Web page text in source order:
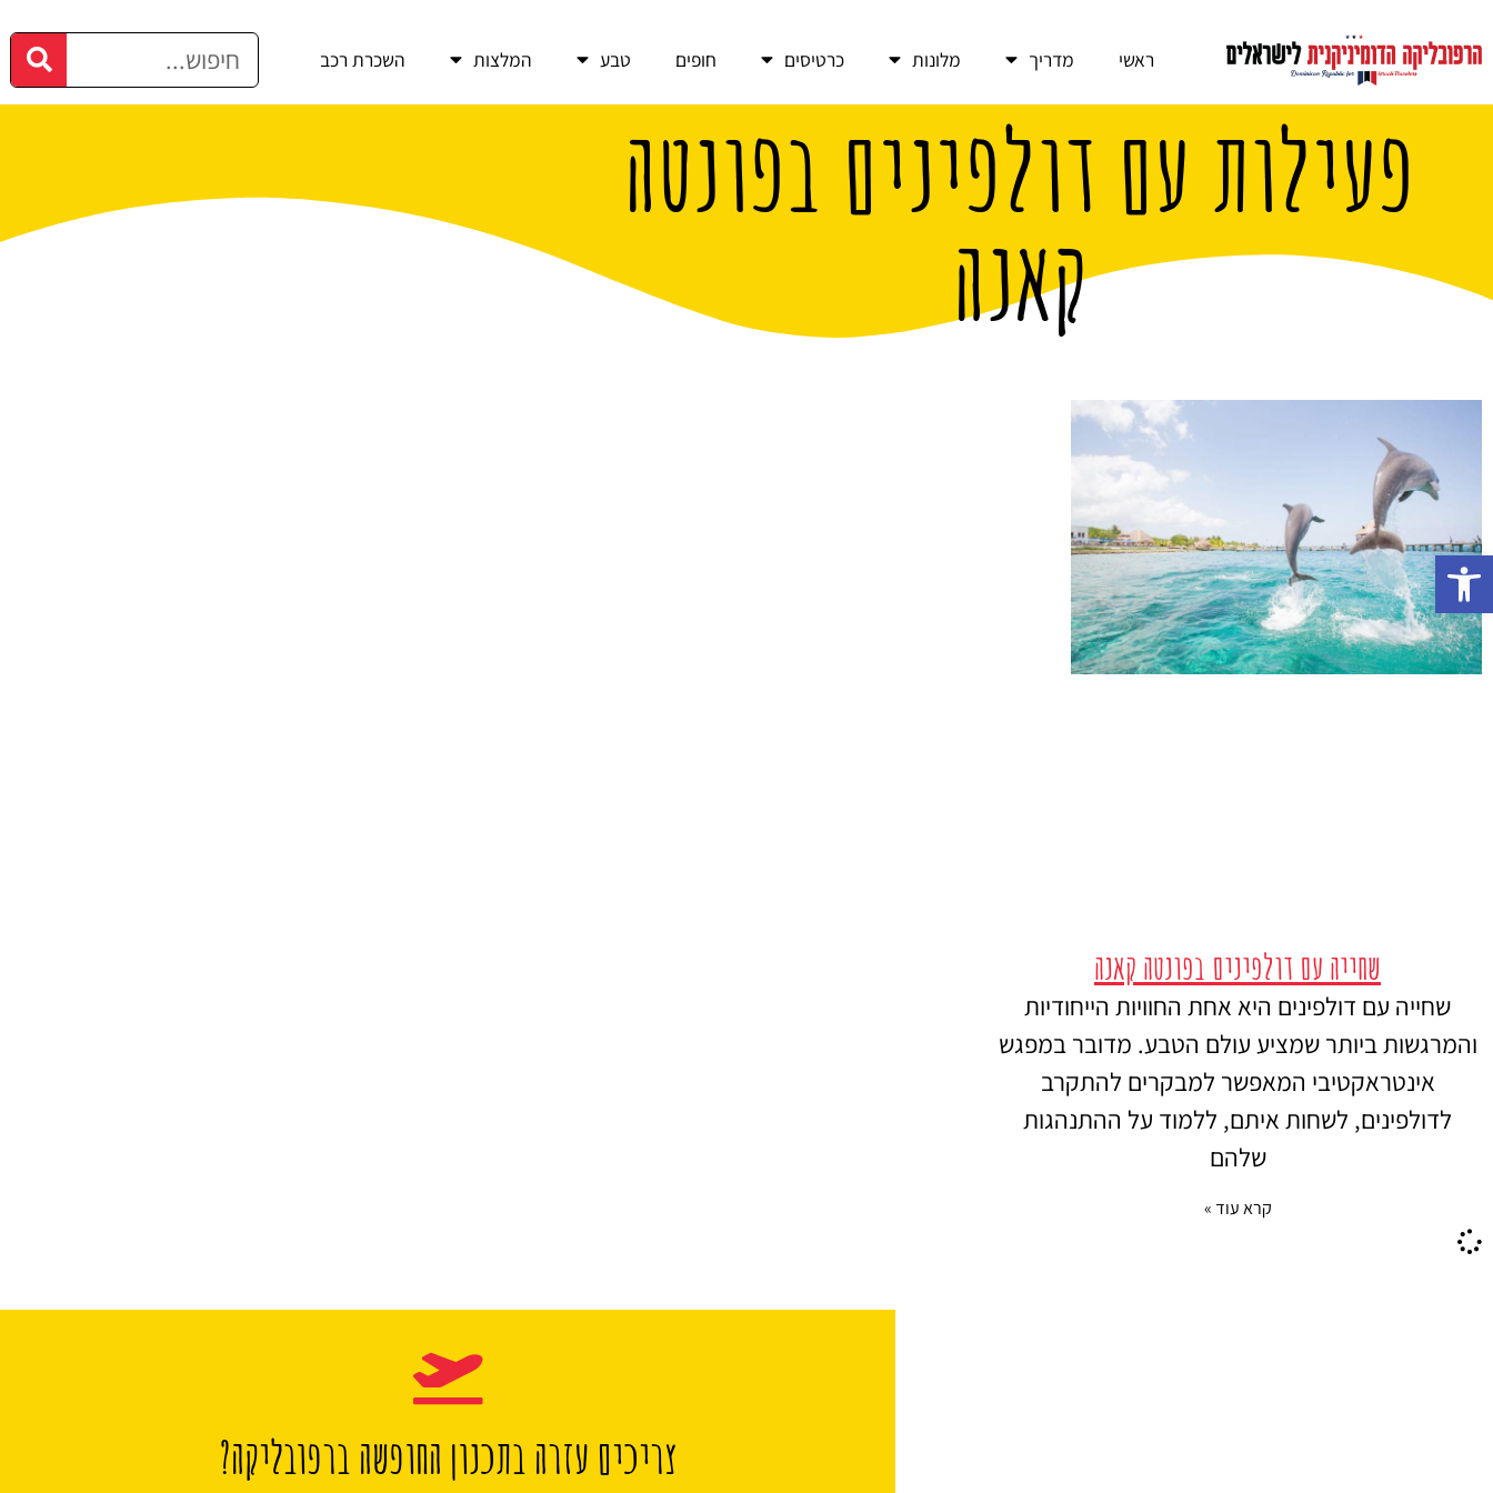
ראשי מדריך מלונות כרטיסים חופים טבע המלצות השכרת רכב
פעילות עם דולפינים בפונטה
קאנה
שחייה עם דולפינים בפונטה קאנה
שחייה עם דולפינים היא אחת החוויות הייחודיות
והמרגשות ביותר שמציע עולם הטבע. מדובר במפגש
אינטראקטיבי המאפשר למבקרים להתקרב
לדולפינים, לשחות איתם, ללמוד על ההתנהגות
שלהם
קרא עוד »
צריכים עזרה בתכנון החופשה ברפובליקה?
פתח סרגל נגישות